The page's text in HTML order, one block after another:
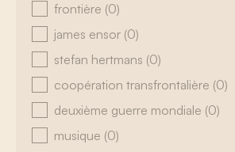
frontière (0)
james ensor (0)
stefan hertmans (0)
coopération transfrontalière (0)
deuxième guerre mondiale (0)
musique (0)